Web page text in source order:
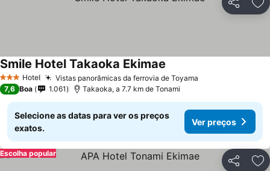
Partilhar
3 EstrelasHotel Vistas panorâmicas da ferrovia de Toyama
Smile Hotel Takaoka Ekimae
7,6 Boa 1.061 Takaoka, a 7.7 km de Tonami
Selecione as datas para ver os preços
exatos.
Ver preços
Partilhar
Escolha popular